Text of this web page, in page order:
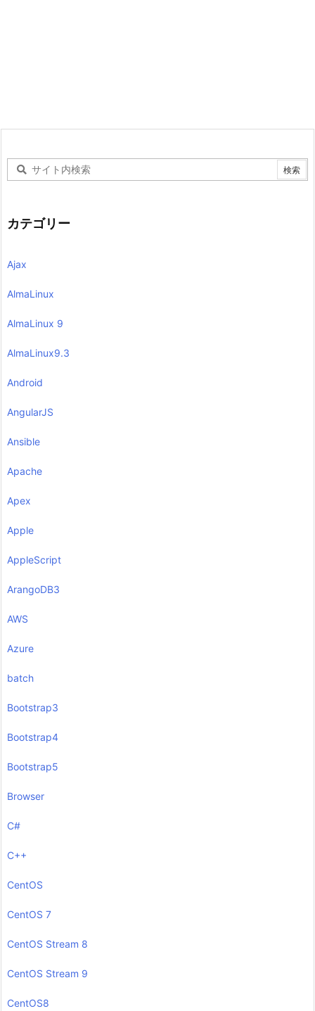
カテゴリー
Ajax
AlmaLinux
AlmaLinux 9
AlmaLinux9.3
Android
AngularJS
Ansible
Apache
Apex
Apple
AppleScript
ArangoDB3
AWS
Azure
batch
Bootstrap3
Bootstrap4
Bootstrap5
Browser
C#
C++
CentOS
CentOS 7
CentOS Stream 8
CentOS Stream 9
CentOS8